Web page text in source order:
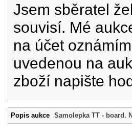
Jsem sběratel
souvisí. Mé
na účet
uvedenou na
zboží napište
Popis aukce Samolepka TT - board.